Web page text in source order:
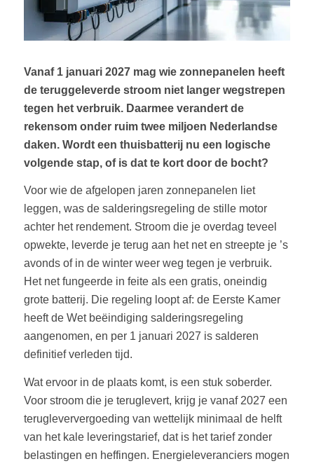
Vanaf 1 januari 2027 mag wie zonnepanelen heeft
de teruggeleverde stroom niet langer wegstrepen
tegen het verbruik. Daarmee verandert de
rekensom onder ruim twee miljoen Nederlandse
daken. Wordt een thuisbatterij nu een logische
volgende stap, of is dat te kort door de bocht?
Voor wie de afgelopen jaren zonnepanelen liet
leggen, was de salderingsregeling de stille motor
achter het rendement. Stroom die je overdag teveel
opwekte, leverde je terug aan het net en streepte je ’s
avonds of in de winter weer weg tegen je verbruik.
Het net fungeerde in feite als een gratis, oneindig
grote batterij. Die regeling loopt af: de Eerste Kamer
heeft de Wet beëindiging salderingsregeling
aangenomen, en per 1 januari 2027 is salderen
definitief verleden tijd.
Wat ervoor in de plaats komt, is een stuk soberder.
Voor stroom die je teruglevert, krijg je vanaf 2027 een
terugleververgoeding van wettelijk minimaal de helft
van het kale leveringstarief, dat is het tarief zonder
belastingen en heffingen. Energieleveranciers mogen